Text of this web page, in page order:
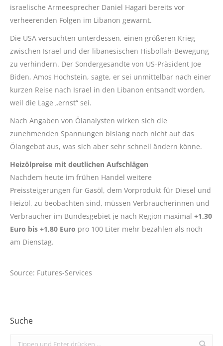
israelische Armeesprecher Daniel Hagari bereits vor
verheerenden Folgen im Libanon gewarnt.
Die USA versuchten unterdessen, einen größeren Krieg
zwischen Israel und der libanesischen Hisbollah-Bewegung
zu verhindern. Der Sondergesandte von US-Präsident Joe
Biden, Amos Hochstein, sagte, er sei unmittelbar nach einer
kurzen Reise nach Israel in den Libanon entsandt worden,
weil die Lage „ernst“ sei.
Nach Angaben von Ölanalysten wirken sich die
zunehmenden Spannungen bislang noch nicht auf das
Ölangebot aus, was sich aber sehr schnell ändern könne.
Heizölpreise mit deutlichen Aufschlägen
Nachdem heute im frühen Handel weitere
Preissteigerungen für Gasöl, dem Vorprodukt für Diesel und
Heizöl, zu beobachten sind, müssen Verbraucherinnen und
Verbraucher im Bundesgebiet je nach Region maximal +1,30
Euro bis +1,80 Euro pro 100 Liter mehr bezahlen als noch
am Dienstag.
Source: Futures-Services
Suche
Search: